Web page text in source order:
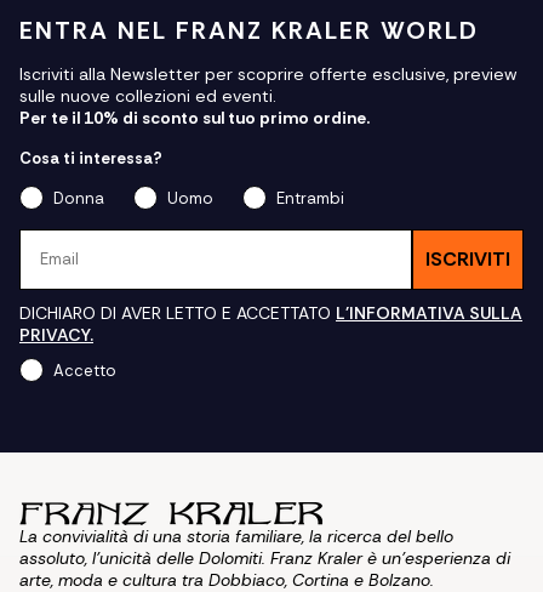
ENTRA NEL FRANZ KRALER WORLD
Iscriviti alla Newsletter per scoprire offerte esclusive, preview
sulle nuove collezioni ed eventi.
Per te il 10% di sconto sul tuo primo ordine.
Cosa ti interessa?
Donna
Uomo
Entrambi
ISCRIVITI
DICHIARO DI AVER LETTO E ACCETTATO L'INFORMATIVA SULLA
PRIVACY.
Accetto
La convivialità di una storia familiare, la ricerca del bello
assoluto, l'unicità delle Dolomiti. Franz Kraler è un'esperienza di
arte, moda e cultura tra Dobbiaco, Cortina e Bolzano.